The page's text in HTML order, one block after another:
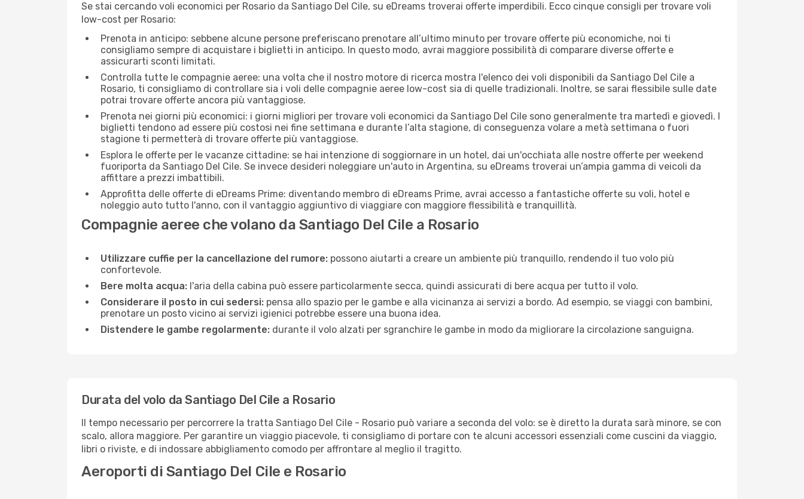
Se stai cercando voli economici per Rosario da Santiago Del Cile, su eDreams troverai offerte imperdibili. Ecco cinque consigli per trovare voli
low-cost per Rosario:
Prenota in anticipo: sebbene alcune persone preferiscano prenotare all’ultimo minuto per trovare offerte più economiche, noi ti
consigliamo sempre di acquistare i biglietti in anticipo. In questo modo, avrai maggiore possibilità di comparare diverse offerte e
assicurarti sconti limitati.
Controlla tutte le compagnie aeree: una volta che il nostro motore di ricerca mostra l'elenco dei voli disponibili da Santiago Del Cile a
Rosario, ti consigliamo di controllare sia i voli delle compagnie aeree low-cost sia di quelle tradizionali. Inoltre, se sarai flessibile sulle date
potrai trovare offerte ancora più vantaggiose.
Prenota nei giorni più economici: i giorni migliori per trovare voli economici da Santiago Del Cile sono generalmente tra martedì e giovedì. I
biglietti tendono ad essere più costosi nei fine settimana e durante l’alta stagione, di conseguenza volare a metà settimana o fuori
stagione ti permetterà di trovare offerte più vantaggiose.
Esplora le offerte per le vacanze cittadine: se hai intenzione di soggiornare in un hotel, dai un'occhiata alle nostre offerte per weekend
fuoriporta da Santiago Del Cile. Se invece desideri noleggiare un'auto in Argentina, su eDreams troverai un’ampia gamma di veicoli da
affittare a prezzi imbattibili.
Approfitta delle offerte di eDreams Prime: diventando membro di eDreams Prime, avrai accesso a fantastiche offerte su voli, hotel e
noleggio auto tutto l'anno, con il vantaggio aggiuntivo di viaggiare con maggiore flessibilità e tranquillità.
Compagnie aeree che volano da Santiago Del Cile a Rosario
Utilizzare cuffie per la cancellazione del rumore: possono aiutarti a creare un ambiente più tranquillo, rendendo il tuo volo più
confortevole.
Bere molta acqua: l'aria della cabina può essere particolarmente secca, quindi assicurati di bere acqua per tutto il volo.
Considerare il posto in cui sedersi: pensa allo spazio per le gambe e alla vicinanza ai servizi a bordo. Ad esempio, se viaggi con bambini,
prenotare un posto vicino ai servizi igienici potrebbe essere una buona idea.
Distendere le gambe regolarmente: durante il volo alzati per sgranchire le gambe in modo da migliorare la circolazione sanguigna.
Durata del volo da Santiago Del Cile a Rosario
Il tempo necessario per percorrere la tratta Santiago Del Cile - Rosario può variare a seconda del volo: se è diretto la durata sarà minore, se con
scalo, allora maggiore. Per garantire un viaggio piacevole, ti consigliamo di portare con te alcuni accessori essenziali come cuscini da viaggio,
libri o riviste, e di indossare abbigliamento comodo per affrontare al meglio il tragitto.
Aeroporti di Santiago Del Cile e Rosario